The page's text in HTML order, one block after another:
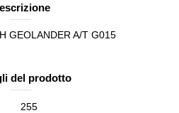
GEOLANDER A/T G015
del prodotto
255